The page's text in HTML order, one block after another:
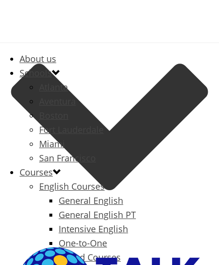
About us
Schools
Atlanta
Aventura
Fort Lauderdale
Miami
San Francisco
Courses
English Courses
General English
General English PT
Intensive English
One-to-One
Specialized Courses